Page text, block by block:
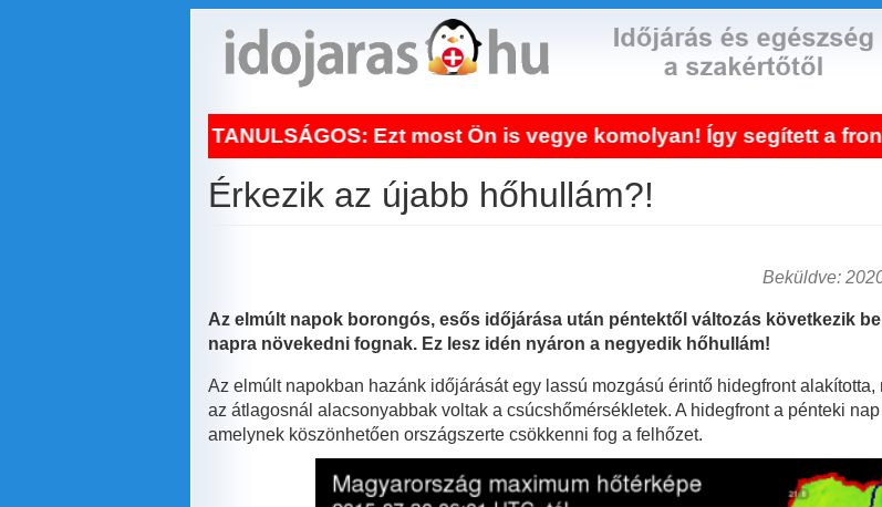
NAPI TANULSÁGOS: Ezt most Ön is vegye komolyan! Így segített a
Érkezik az újabb hőhullám?!
Beküldve:
Az elmúlt napok borongós, esős időjárása után péntektől változás következik
napra növekedni fognak. Ez lesz idén nyáron a negyedik hőhullám!
Az elmúlt napokban hazánk időjárását egy lassú mozgású érintő hidegfront
az átlagosnál alacsonyabbak voltak a csúcshőmérsékletek. A hidegfront a pénteki
amelynek köszönhetően országszerte csökkenni fog a felhőzet.